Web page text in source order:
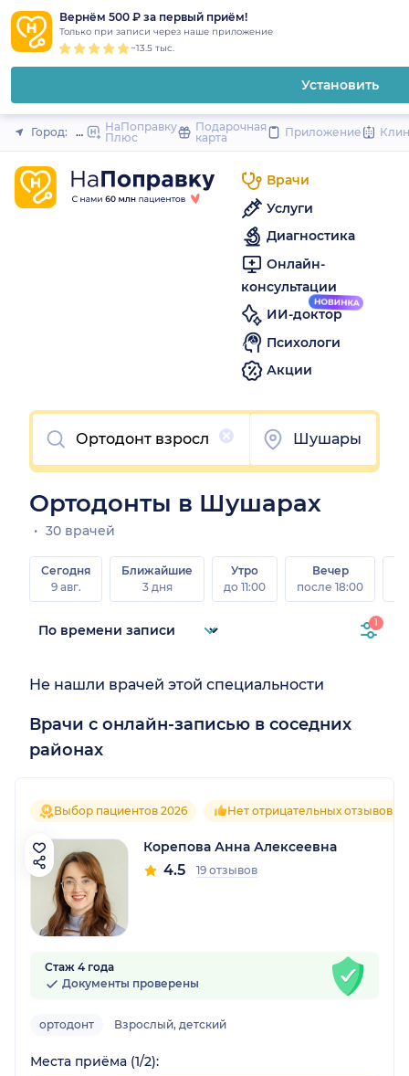
Вернём 500 ₽ за первый приём!
Только при записи через наше приложение
~13.5 тыс.
Установить
Закрыть
Город: Шушары (Санкт-Петербург и область)
НаПоправку
Плюс
Подарочная
карта
Приложение
Врачи
Услуги
Диагностика
Онлайн-
консультации
ИИ-доктор
Психологи
Акции
Очистить
Шушары
Ортодонты в Шушарах
30 врачей
Сегодня
9 авг.
Ближайшие
3 дня
Утро
до 11:00
Вечер
после 18:00
1
Не нашли врачей этой специальности
Врачи с онлайн-записью в соседних
районах
Выбор пациентов 2026 Нет отрицательных отзывов
Корепова Анна Алексеевна
4.5 19 отзывов
Стаж 4 года
Документы проверены
ортодонт Взрослый, детский
Места приёма (1/2):